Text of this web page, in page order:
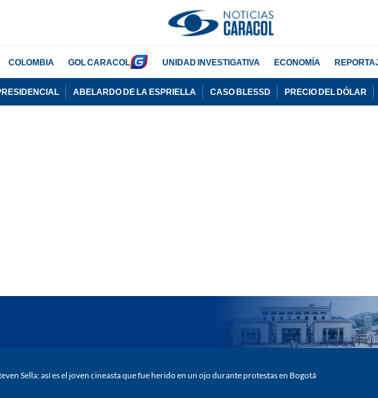
COLOMBIA GOL CARACOL UNIDAD INVESTIGATIVA ECONOMÍA
ABELARDO DE LA ESPRIELLA CASO BLESSD PRECIO DEL DÓLAR
Sella: así es el joven cineasta que fue herido en un ojo durante protestas en Bogotá